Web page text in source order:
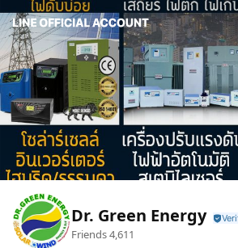
Dr. Green Energy
Friends4,611